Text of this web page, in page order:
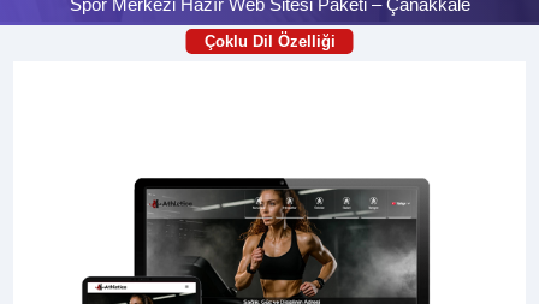
Spor Merkezi Hazır Web Sitesi Paketi – Çanakkale
Çoklu Dil Özelliği